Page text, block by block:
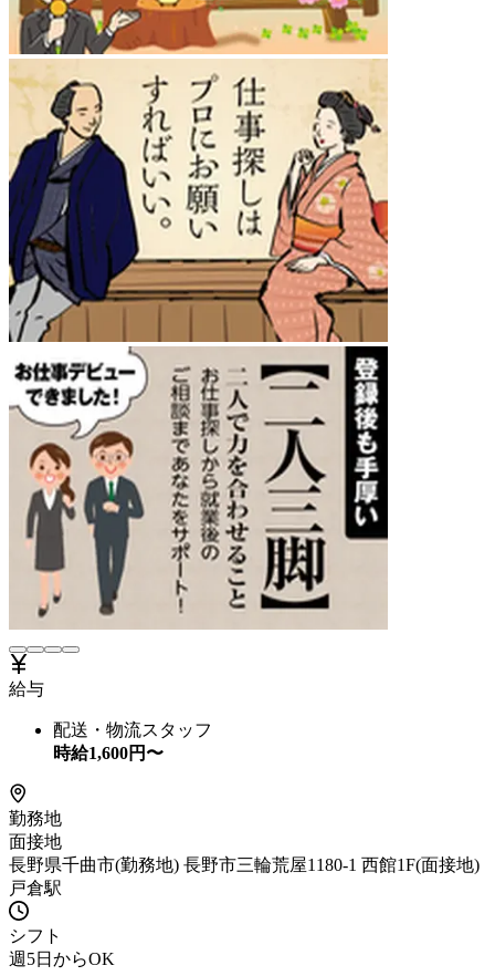
給与
配送・物流スタッフ
時給1,600円〜
勤務地
面接地
長野県千曲市(勤務地) 長野市三輪荒屋1180-1 西館1F(面接地)
戸倉駅
シフト
週5日からOK